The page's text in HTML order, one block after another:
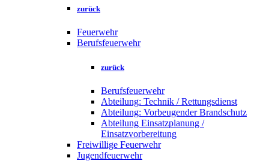
zurück
Feuerwehr
Berufsfeuerwehr
zurück
Berufsfeuerwehr
Abteilung: Technik / Rettungsdienst
Abteilung: Vorbeugender Brandschutz
Abteilung Einsatzplanung /
Einsatzvorbereitung
Freiwillige Feuerwehr
Jugendfeuerwehr